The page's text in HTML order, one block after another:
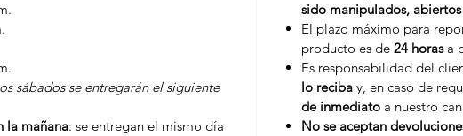
sábados se entregarán el siguiente
la mañana: se entregan el mismo día
sido manipulados,
El plazo máximo para
producto es de 24 horasa
Es responsabilidad del
lo reciba y, en caso de
de inmediato a nuestro
No se aceptan